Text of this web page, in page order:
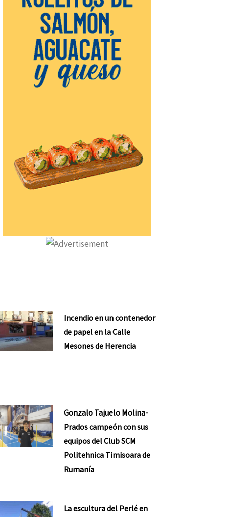
Incendio en un contenedor
de papel en la Calle
Mesones de Herencia
Gonzalo Tajuelo Molina-
Prados campeón con sus
equipos del Club SCM
Politehnica Timisoara de
Rumanía
La escultura del Perlé en